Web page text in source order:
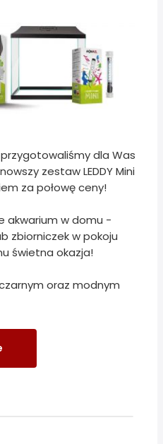
przygotowaliśmy dla Was
zestaw LEDDY Mini
za połowę ceny!
akwarium w domu -
zbiorniczek w pokoju
świetna okazja!
oraz modnym